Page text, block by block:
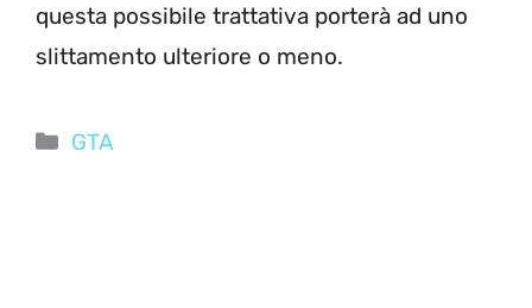
questa possibile trattativa porterà ad uno
slittamento ulteriore o meno.
Categorie
GTA